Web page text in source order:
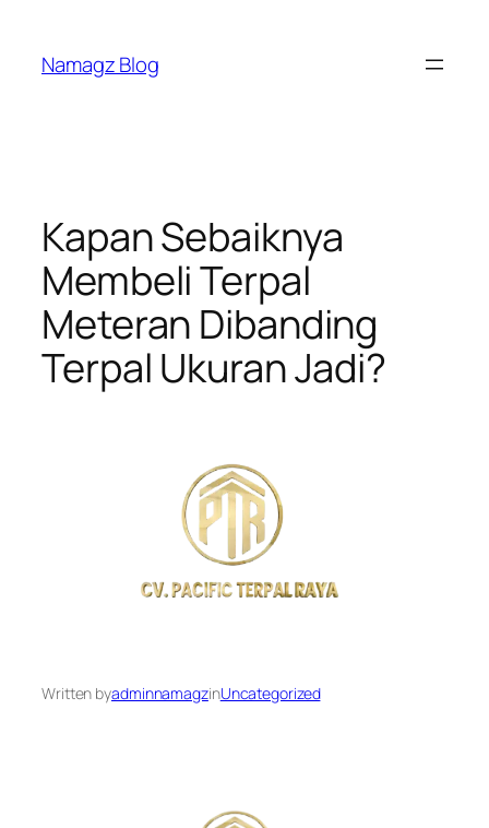
content
Namagz Blog
Kapan Sebaiknya
Membeli Terpal
Meteran Dibanding
Terpal Ukuran Jadi?
Written byadminnamagzinUncategorized